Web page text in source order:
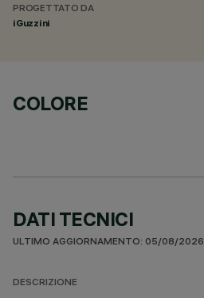
PROGETTATO DA
iGuzzini
COLORE
DATI TECNICI
ULTIMO AGGIORNAMENTO: 05/08/2026
DESCRIZIONE